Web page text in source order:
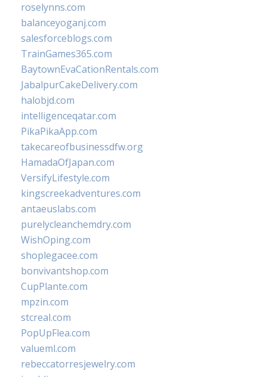
roselynns.com
balanceyoganj.com
salesforceblogs.com
TrainGames365.com
BaytownEvaCationRentals.com
JabalpurCakeDelivery.com
halobjd.com
intelligenceqatar.com
PikaPikaApp.com
takecareofbusinessdfw.org
HamadaOfJapan.com
VersifyLifestyle.com
kingscreekadventures.com
antaeuslabs.com
purelycleanchemdry.com
WishOping.com
shoplegacee.com
bonvivantshop.com
CupPlante.com
mpzin.com
stcreal.com
PopUpFlea.com
valueml.com
rebeccatorresjewelry.com